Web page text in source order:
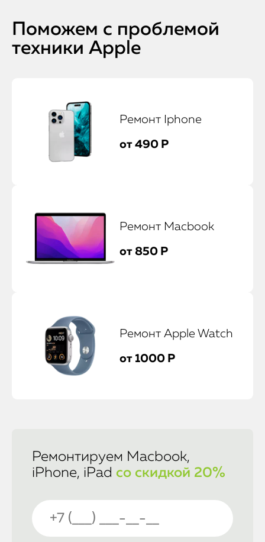
Поможем с проблемой
техники Apple
Ремонт Iphone
от 490 Р
Ремонт Macbook
от 850 Р
Ремонт Apple Watch
от 1000 Р
Ремонтируем Macbook,
iPhone, iPad со скидкой 20%